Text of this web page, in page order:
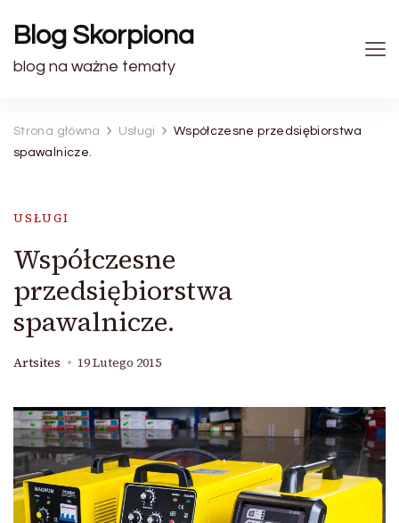
Blog Skorpiona
blog na ważne tematy
Strona główna Usługi
Współczesne przedsiębiorstwa
spawalnicze.
USŁUGI
Współczesne
przedsiębiorstwa
spawalnicze.
Artsites 19 Lutego 2015